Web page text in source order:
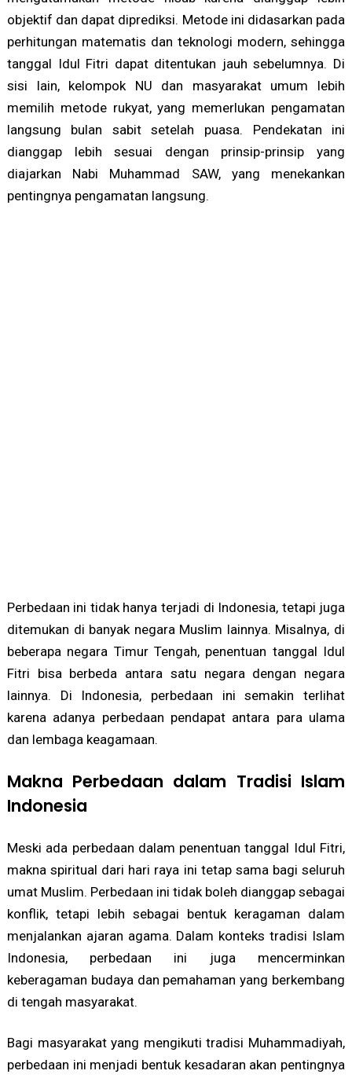
objektif dan dapat diprediksi. Metode ini didasarkan pada
perhitungan matematis dan teknologi modern, sehingga
tanggal Idul Fitri dapat ditentukan jauh sebelumnya. Di
sisi lain, kelompok NU dan masyarakat umum lebih
memilih metode rukyat, yang memerlukan pengamatan
langsung bulan sabit setelah puasa. Pendekatan ini
dianggap lebih sesuai dengan prinsip-prinsip yang
diajarkan Nabi Muhammad SAW, yang menekankan
pentingnya pengamatan langsung.
Perbedaan ini tidak hanya terjadi di Indonesia, tetapi juga
ditemukan di banyak negara Muslim lainnya. Misalnya, di
beberapa negara Timur Tengah, penentuan tanggal Idul
Fitri bisa berbeda antara satu negara dengan negara
lainnya. Di Indonesia, perbedaan ini semakin terlihat
karena adanya perbedaan pendapat antara para ulama
dan lembaga keagamaan.
Makna Perbedaan dalam Tradisi Islam
Indonesia
Meski ada perbedaan dalam penentuan tanggal Idul Fitri,
makna spiritual dari hari raya ini tetap sama bagi seluruh
umat Muslim. Perbedaan ini tidak boleh dianggap sebagai
konflik, tetapi lebih sebagai bentuk keragaman dalam
menjalankan ajaran agama. Dalam konteks tradisi Islam
Indonesia, perbedaan ini juga mencerminkan
keberagaman budaya dan pemahaman yang berkembang
di tengah masyarakat.
Bagi masyarakat yang mengikuti tradisi Muhammadiyah,
perbedaan ini menjadi bentuk kesadaran akan pentingnya